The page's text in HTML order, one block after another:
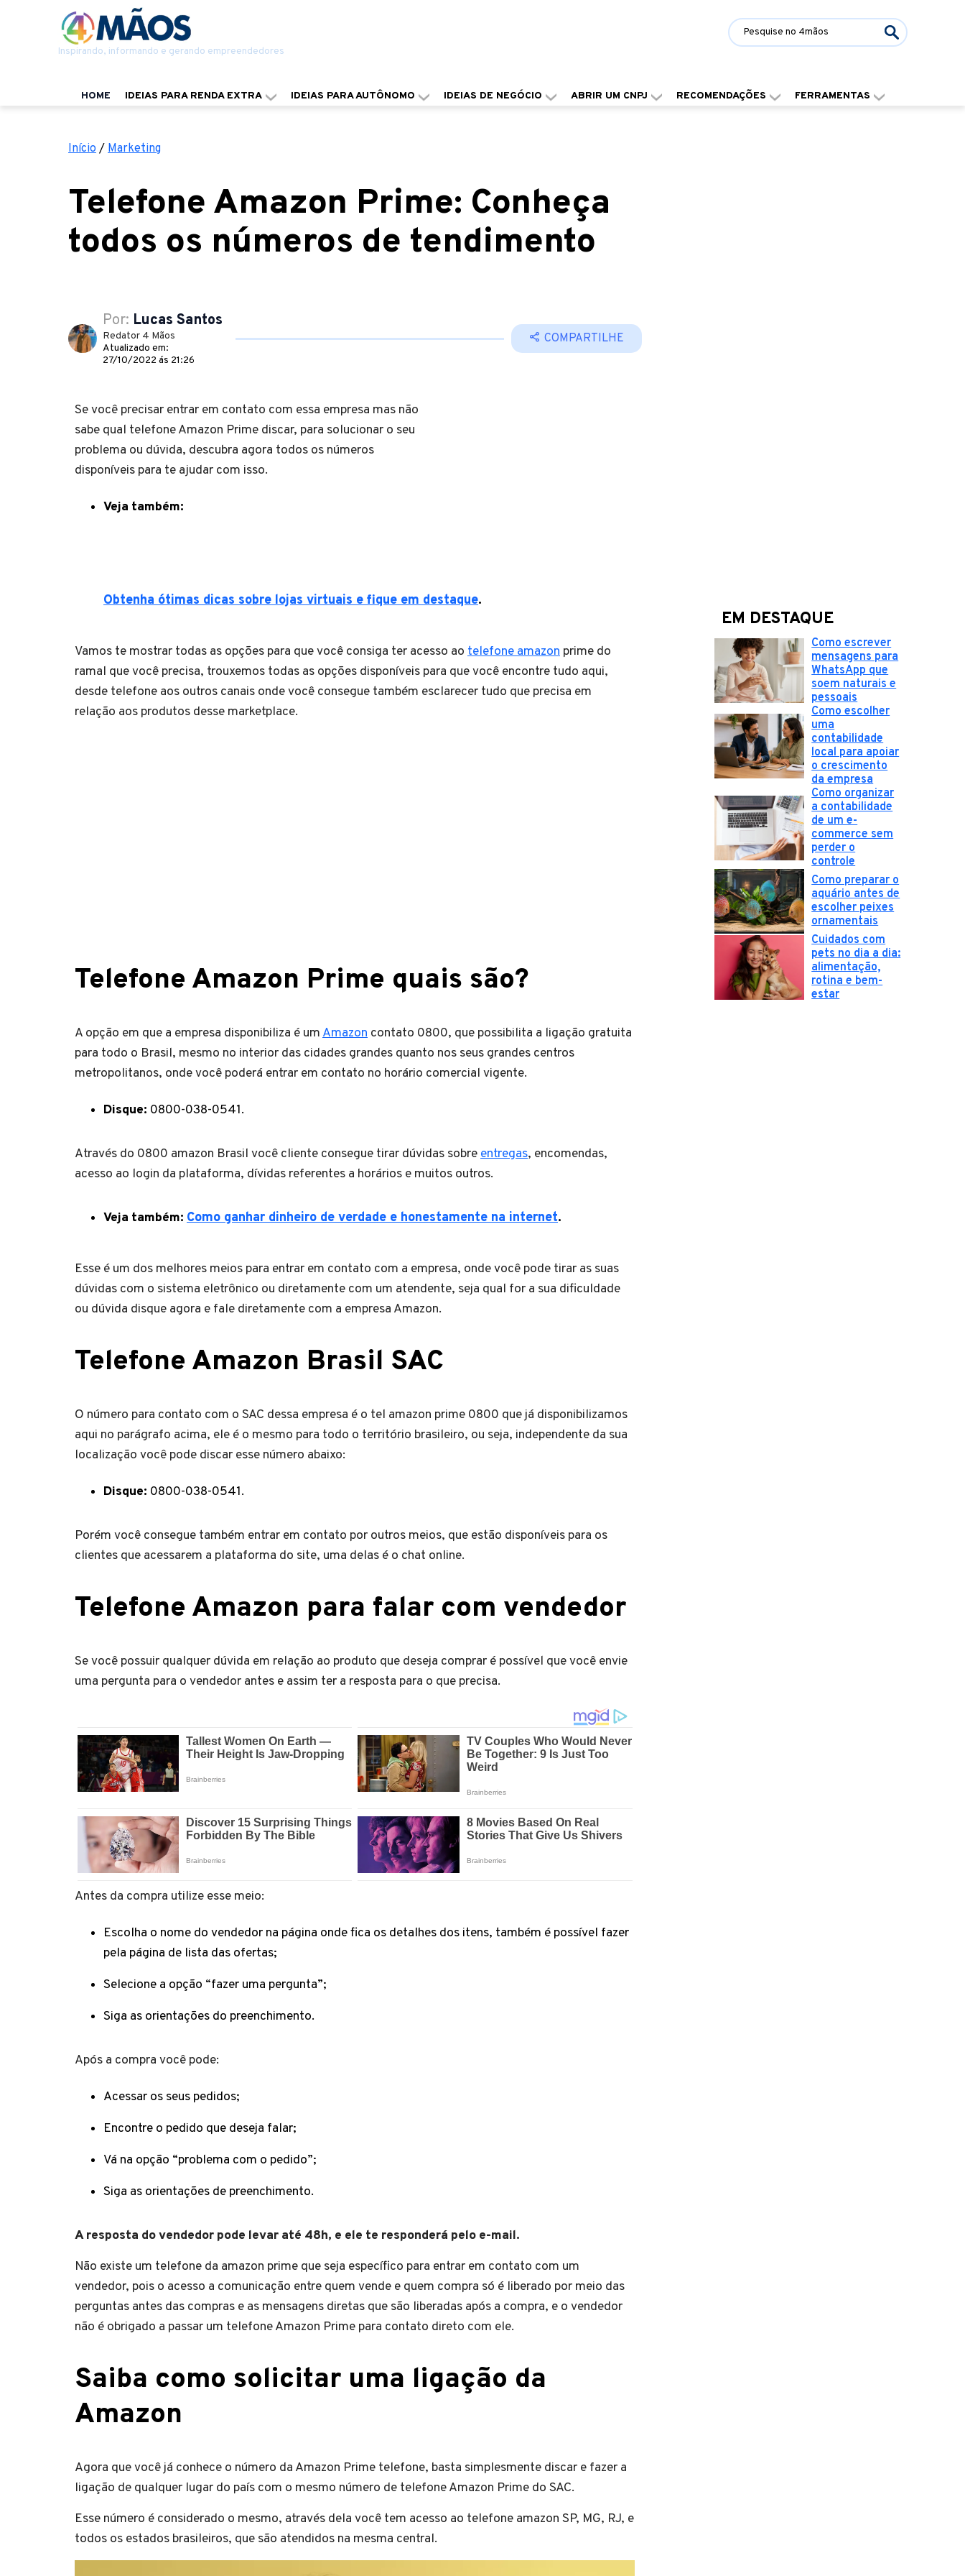
Inspirando, informando e gerando empreendedores
HOME IDEIAS PARA RENDA EXTRA IDEIAS PARA AUTÔNOMO IDEIAS DE NEGÓCIO ABRIR UM CNPJ RECOMENDAÇÕES FERRAMENTAS
Início / Marketing
Telefone Amazon Prime: Conheça
todos os números de tendimento
Por: Lucas Santos
Redator 4 Mãos
Atualizado em:
27/10/2022 ás 21:26
COMPARTILHE
Se você precisar entrar em contato com essa empresa mas não
sabe qual telefone Amazon Prime discar, para solucionar o seu
problema ou dúvida, descubra agora todos os números
disponíveis para te ajudar com isso.
Veja também:
Obtenha ótimas dicas sobre lojas virtuais e fique em destaque.
Vamos te mostrar todas as opções para que você consiga ter acesso ao telefone amazon prime do
ramal que você precisa, trouxemos todas as opções disponíveis para que você encontre tudo aqui,
desde telefone aos outros canais onde você consegue também esclarecer tudo que precisa em
relação aos produtos desse marketplace.
Telefone Amazon Prime quais são?
A opção em que a empresa disponibiliza é um Amazon contato 0800, que possibilita a ligação gratuita
para todo o Brasil, mesmo no interior das cidades grandes quanto nos seus grandes centros
metropolitanos, onde você poderá entrar em contato no horário comercial vigente.
Disque: 0800-038-0541.
Através do 0800 amazon Brasil você cliente consegue tirar dúvidas sobre entregas, encomendas,
acesso ao login da plataforma, dívidas referentes a horários e muitos outros.
Veja também: Como ganhar dinheiro de verdade e honestamente na internet.
Esse é um dos melhores meios para entrar em contato com a empresa, onde você pode tirar as suas
dúvidas com o sistema eletrônico ou diretamente com um atendente, seja qual for a sua dificuldade
ou dúvida disque agora e fale diretamente com a empresa Amazon.
Telefone Amazon Brasil SAC
O número para contato com o SAC dessa empresa é o tel amazon prime 0800 que já disponibilizamos
aqui no parágrafo acima, ele é o mesmo para todo o território brasileiro, ou seja, independente da sua
localização você pode discar esse número abaixo:
Disque: 0800-038-0541.
Porém você consegue também entrar em contato por outros meios, que estão disponíveis para os
clientes que acessarem a plataforma do site, uma delas é o chat online.
Telefone Amazon para falar com vendedor
Se você possuir qualquer dúvida em relação ao produto que deseja comprar é possível que você envie
uma pergunta para o vendedor antes e assim ter a resposta para o que precisa.
Antes da compra utilize esse meio:
Escolha o nome do vendedor na página onde fica os detalhes dos itens, também é possível fazer
pela página de lista das ofertas;
Selecione a opção “fazer uma pergunta”;
Siga as orientações do preenchimento.
Após a compra você pode:
Acessar os seus pedidos;
Encontre o pedido que deseja falar;
Vá na opção “problema com o pedido”;
Siga as orientações de preenchimento.
A resposta do vendedor pode levar até 48h, e ele te responderá pelo e-mail.
Não existe um telefone da amazon prime que seja específico para entrar em contato com um
vendedor, pois o acesso a comunicação entre quem vende e quem compra só é liberado por meio das
perguntas antes das compras e as mensagens diretas que são liberadas após a compra, e o vendedor
não é obrigado a passar um telefone Amazon Prime para contato direto com ele.
Saiba como solicitar uma ligação da
Amazon
Agora que você já conhece o número da Amazon Prime telefone, basta simplesmente discar e fazer a
ligação de qualquer lugar do país com o mesmo número de telefone Amazon Prime do SAC.
Esse número é considerado o mesmo, através dela você tem acesso ao telefone amazon SP, MG, RJ, e
todos os estados brasileiros, que são atendidos na mesma central.
EM DESTAQUE
Como escrever
mensagens para
WhatsApp que
soem naturais e
pessoais
Como escolher
uma
contabilidade
local para apoiar
o crescimento
da empresa
Como organizar
a contabilidade
de um e-
commerce sem
perder o
controle
Como preparar o
aquário antes de
escolher peixes
ornamentais
Cuidados com
pets no dia a dia:
alimentação,
rotina e bem-
estar